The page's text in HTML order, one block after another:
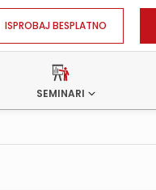
ISPROBAJ BESPLATNO
SEMINARI